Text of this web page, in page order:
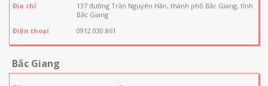
Địa chỉ
137 đường Trần Nguyên Hãn, thành phố Bắc Giang, tỉnh
Bắc Giang
Điện thoại
0912.030.861
Bắc Giang